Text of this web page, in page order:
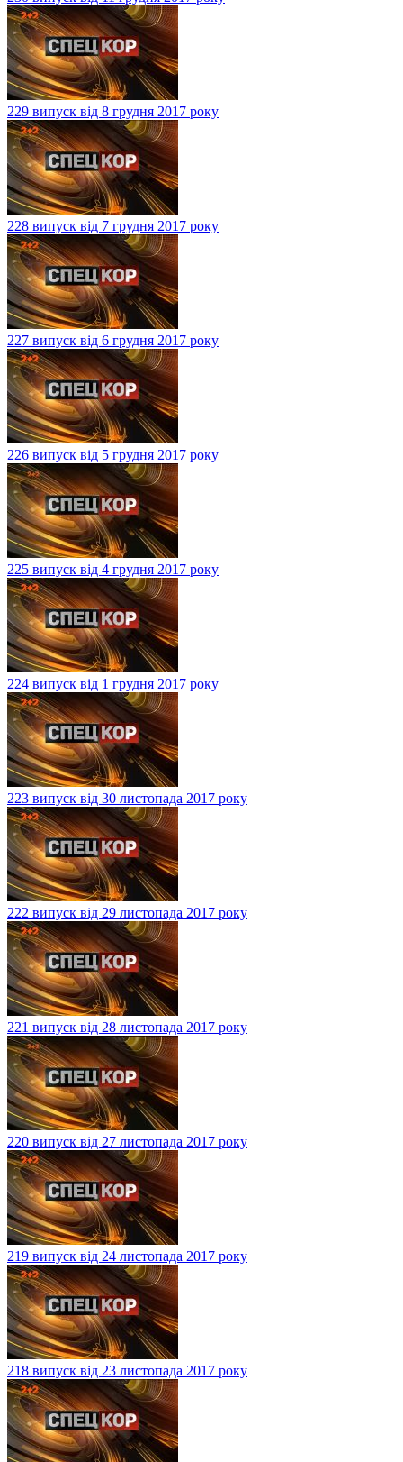
229 випуск від 8 грудня 2017 року
228 випуск від 7 грудня 2017 року
227 випуск від 6 грудня 2017 року
226 випуск від 5 грудня 2017 року
225 випуск від 4 грудня 2017 року
224 випуск від 1 грудня 2017 року
223 випуск від 30 листопада 2017 року
222 випуск від 29 листопада 2017 року
221 випуск від 28 листопада 2017 року
220 випуск від 27 листопада 2017 року
219 випуск від 24 листопада 2017 року
218 випуск від 23 листопада 2017 року